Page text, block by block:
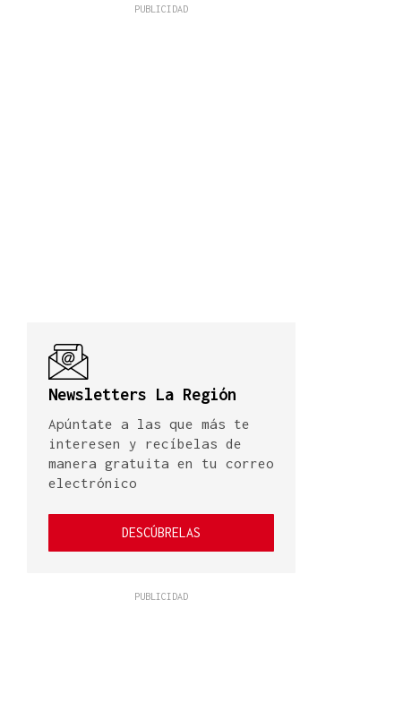
Newsletters La Región
Apúntate a las que más te
interesen y recíbelas de
manera gratuita en tu correo
electrónico
DESCÚBRELAS